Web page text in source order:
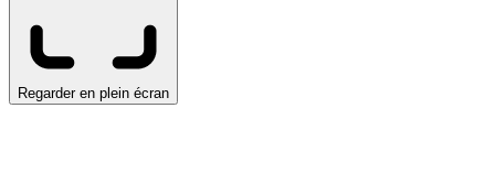
Regarder en plein écran